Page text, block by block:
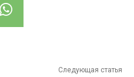
Следующая статья